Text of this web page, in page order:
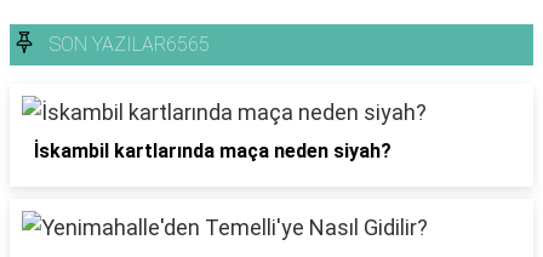
SON YAZILAR6565
İskambil kartlarında maça neden siyah?